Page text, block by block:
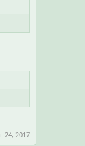
24, 2017